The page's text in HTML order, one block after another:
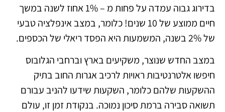
בדירוג גבוה עמדה על פחות מ – 1% אחוז לשנה במשך
חיים ממוצע של 10 שנים! כלומר, במצב אינפלציה טבעי
של 2% בשנה, המשמעות היא הפסד ריאלי של הכספים.
במצב החדש שנוצר, משקיעים בארץ וברחבי הגלובוס
חיפשו אלטרנטיבות ראויות לרכיב אגרות החוב בתיק
ההשקעות שלהם כלומר, השקעות שידעו להניב עבורם
תשואה סבירה ברמת סיכון נמוכה. בנקודת זמן זו, עולם